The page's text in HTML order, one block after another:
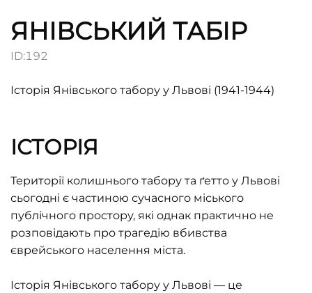
ЯНІВСЬКИЙ ТАБІР
ID:192
Історія Янівського табору у Львові (1941-1944)
ІСТОРІЯ
Території колишнього табору та ґетто у Львові
сьогодні є частиною сучасного міського
публічного простору, які однак практично не
розповідають про трагедію вбивства
єврейського населення міста.
Історія Янівського табору у Львові — це